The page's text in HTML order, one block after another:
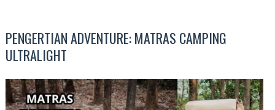
PENGERTIAN ADVENTURE: MATRAS CAMPING
ULTRALIGHT